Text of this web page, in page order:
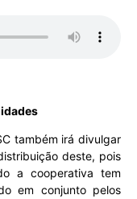
também irá divulgar
deste, pois
a cooperativa tem
em conjunto pelos